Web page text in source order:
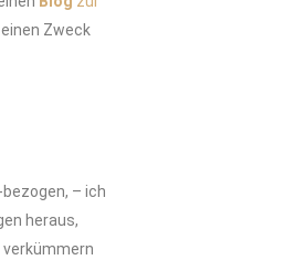
Zweck
– ich
heraus,
verkümmern